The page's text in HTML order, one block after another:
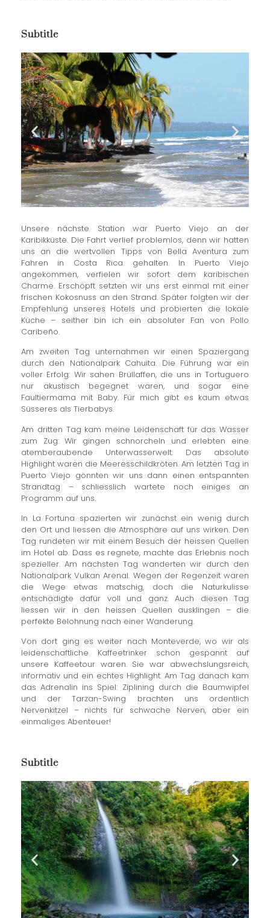
Subtitle
Unsere nächste Station war Puerto Viejo an der
Karibikküste. Die Fahrt verlief problemlos, denn wir hatten
uns an die wertvollen Tipps von Bella Aventura zum
Fahren in Costa Rica gehalten. In Puerto Viejo
angekommen, verfielen wir sofort dem karibischen
Charme. Erschöpft setzten wir uns erst einmal mit einer
frischen Kokosnuss an den Strand. Später folgten wir der
Empfehlung unseres Hotels und probierten die lokale
Küche – seither bin ich ein absoluter Fan von Pollo
Caribeño.
Am zweiten Tag unternahmen wir einen Spaziergang
durch den Nationalpark Cahuita. Die Führung war ein
voller Erfolg: Wir sahen Brüllaffen, die uns in Tortuguero
nur akustisch begegnet waren, und sogar eine
Faultiermama mit Baby. Für mich gibt es kaum etwas
Süsseres als Tierbabys.
Am dritten Tag kam meine Leidenschaft für das Wasser
zum Zug: Wir gingen schnorcheln und erlebten eine
atemberaubende Unterwasserwelt. Das absolute
Highlight waren die Meeresschildkröten. Am letzten Tag in
Puerto Viejo gönnten wir uns dann einen entspannten
Strandtag – schliesslich wartete noch einiges an
Programm auf uns.
In La Fortuna spazierten wir zunächst ein wenig durch
den Ort und liessen die Atmosphäre auf uns wirken. Den
Tag rundeten wir mit einem Besuch der heissen Quellen
im Hotel ab. Dass es regnete, machte das Erlebnis noch
spezieller. Am nächsten Tag wanderten wir durch den
Nationalpark Vulkan Arenal. Wegen der Regenzeit waren
die Wege etwas matschig, doch die Naturkulisse
entschädigte dafür voll und ganz. Auch diesen Tag
liessen wir in den heissen Quellen ausklingen – die
perfekte Belohnung nach einer Wanderung.
Von dort ging es weiter nach Monteverde, wo wir als
leidenschaftliche Kaffeetrinker schon gespannt auf
unsere Kaffeetour waren. Sie war abwechslungsreich,
informativ und ein echtes Highlight. Am Tag danach kam
das Adrenalin ins Spiel: Ziplining durch die Baumwipfel
und der Tarzan-Swing brachten uns ordentlich
Nervenkitzel – nichts für schwache Nerven, aber ein
einmaliges Abenteuer!
Subtitle